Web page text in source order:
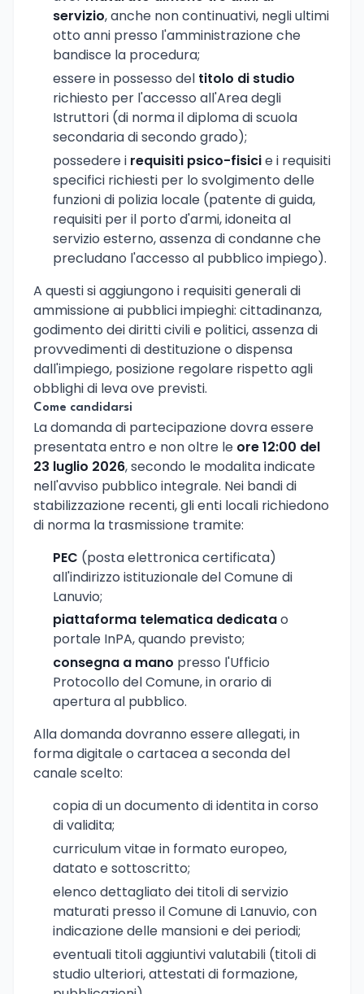
servizio, anche non continuativi, negli ultimi
otto anni presso l'amministrazione che
bandisce la procedura;
essere in possesso del titolo di studio
richiesto per l'accesso all'Area degli
Istruttori (di norma il diploma di scuola
secondaria di secondo grado);
possedere i requisiti psico-fisicie i requisiti
specifici richiesti per lo svolgimento delle
funzioni di polizia locale (patente di guida,
requisiti per il porto d'armi, idoneita al
servizio esterno, assenza di condanne che
precludano l'accesso al pubblico impiego).
A questi si aggiungono i requisiti generali di
ammissione ai pubblici impieghi: cittadinanza,
godimento dei diritti civili e politici, assenza di
provvedimenti di destituzione o dispensa
dall'impiego, posizione regolare rispetto agli
obblighi di leva ove previsti.
Come candidarsi
La domanda di partecipazione dovra essere
presentata entro e non oltre le ore 12:00 del
23 luglio 2026, secondo le modalita indicate
nell'avviso pubblico integrale. Nei bandi di
stabilizzazione recenti, gli enti locali richiedono
di norma la trasmissione tramite:
PEC (posta elettronica certificata)
all'indirizzo istituzionale del Comune di
Lanuvio;
piattaforma telematica dedicatao
portale InPA, quando previsto;
consegna a mano presso l'Ufficio
Protocollo del Comune, in orario di
apertura al pubblico.
Alla domanda dovranno essere allegati, in
forma digitale o cartacea a seconda del
canale scelto:
copia di un documento di identita in corso
di validita;
curriculum vitae in formato europeo,
datato e sottoscritto;
elenco dettagliato dei titoli di servizio
maturati presso il Comune di Lanuvio, con
indicazione delle mansioni e dei periodi;
eventuali titoli aggiuntivi valutabili (titoli di
studio ulteriori, attestati di formazione,